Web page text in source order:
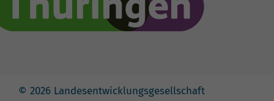
© 2026 Landesentwicklungsgesellschaft